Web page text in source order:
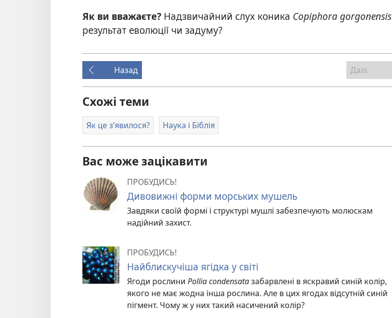
Як ви вважаєте? Надзвичайний слух коника Copiphora gorgonensis
результат еволюції чи задуму?
Назад Далі
Схожі теми
Як це з’явилося? Наука і Біблія
Вас може зацікавити
ПРОБУДИСЬ!
Дивовижні форми морських мушель
Завдяки своїй формі і структурі мушлі забезпечують молюскам
надійний захист.
ПРОБУДИСЬ!
Найблискучіша ягідка у світі
Ягоди рослини Pollia condensataзабарвлені в яскравий синій колір,
якого не має жодна інша рослина. Але в цих ягодах відсутній синій
пігмент. Чому ж у них такий насичений колір?